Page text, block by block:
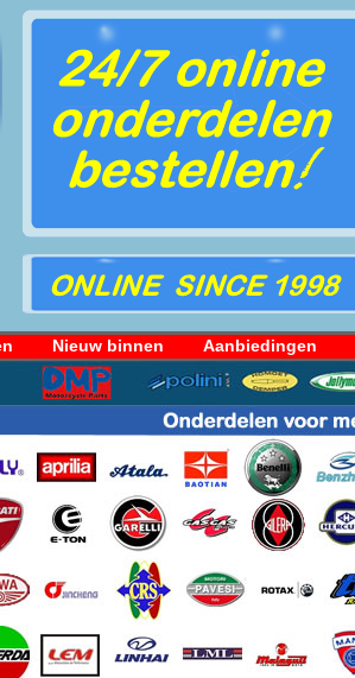
Nieuw binnen Aanbiedingen